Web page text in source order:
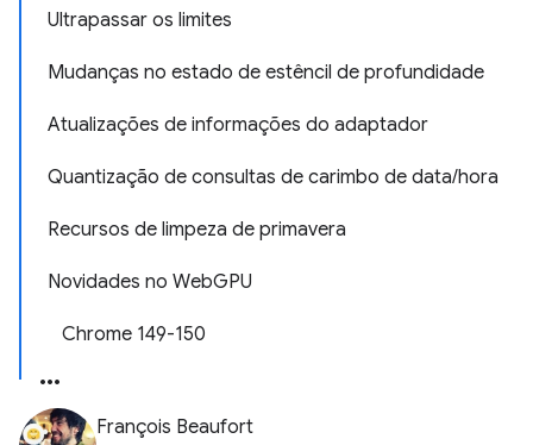
Ultrapassar os limites
Mudanças no estado de estêncil de profundidade
Atualizações de informações do adaptador
Quantização de consultas de carimbo de data/hora
Recursos de limpeza de primavera
Novidades no WebGPU
Chrome 149-150
François Beaufort